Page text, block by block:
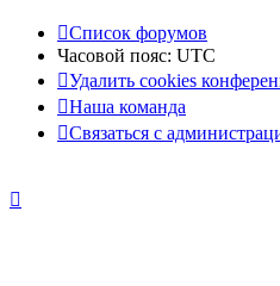
Список форумов
Часовой пояс: UTC
Удалить cookies
Наша команда
Связаться с